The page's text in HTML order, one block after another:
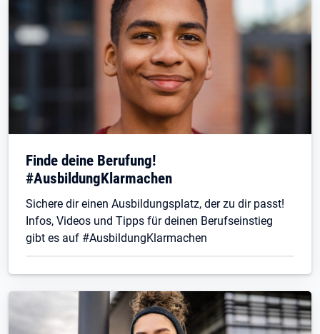
Finde deine Berufung!
#AusbildungKlarmachen
Sichere dir einen Ausbildungsplatz, der zu dir passt!
Infos, Videos und Tipps für deinen Berufseinstieg
gibt es auf #AusbildungKlarmachen